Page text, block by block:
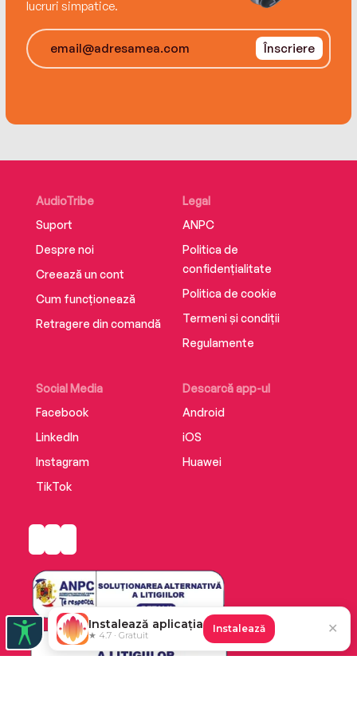
lucruri simpatice.
Înscriere
AudioTribe
Suport
Despre noi
Creează un cont
Cum funcționează
Retragere din comandă
Social Media
Facebook
LinkedIn
Instagram
TikTok
Descarcă app-ul
Android
iOS
Huawei
Legal
ANPC
Politica de
confidențialitate
Politica de cookie
Termeni și condiții
Regulamente
Instalează aplicația
★ 4.7 · Gratuit
Instalează ✕